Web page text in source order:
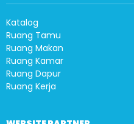
Katalog
Ruang Tamu
Ruang Makan
Ruang Kamar
Ruang Dapur
Ruang Kerja